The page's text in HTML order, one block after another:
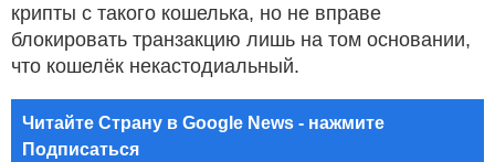
крипты с такого кошелька, но не вправе
блокировать транзакцию лишь на том основании,
что кошелёк некастодиальный.
Читайте Страну в Google News - нажмите
Подписаться